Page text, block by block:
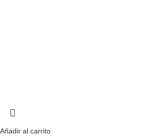
Añadir al carrito